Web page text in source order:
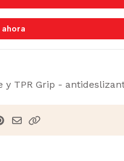
TPR Grip -